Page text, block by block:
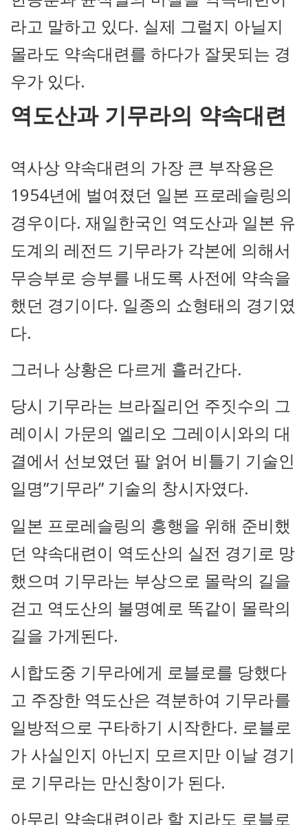
라고 말하고 있다. 실제 그럴지 아닐지
몰라도 약속대련를 하다가 잘못되는 경
우가 있다.
역도산과 기무라의 약속대련
역사상 약속대련의 가장 큰 부작용은
1954년에 벌여졌던 일본 프로레슬링의
경우이다. 재일한국인 역도산과 일본 유
도계의 레전드 기무라가 각본에 의해서
무승부로 승부를 내도록 사전에 약속을
했던 경기이다. 일종의 쇼형태의 경기였
다.
그러나 상황은 다르게 흘러간다.
당시 기무라는 브라질리언 주짓수의 그
레이시 가문의 엘리오 그레이시와의 대
결에서 선보였던 팔 얽어 비틀기 기술인
일명”기무라” 기술의 창시자였다.
일본 프로레슬링의 흥행을 위해 준비했
던 약속대련이 역도산의 실전 경기로 망
했으며 기무라는 부상으로 몰락의 길을
걷고 역도산의 불명예로 똑같이 몰락의
길을 가게된다.
시합도중 기무라에게 로블로를 당했다
고 주장한 역도산은 격분하여 기무라를
일방적으로 구타하기 시작한다. 로블로
가 사실인지 아닌지 모르지만 이날 경기
로 기무라는 만신창이가 된다.
아무리 약속대련이라 할 지라도 로블로